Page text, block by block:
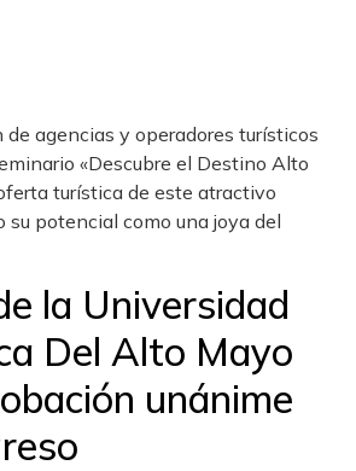
agencias y operadores turísticos
«Descubre el Destino Alto
turística de este atractivo
su potencial como una joya del
la Universidad
Del Alto Mayo
unánime